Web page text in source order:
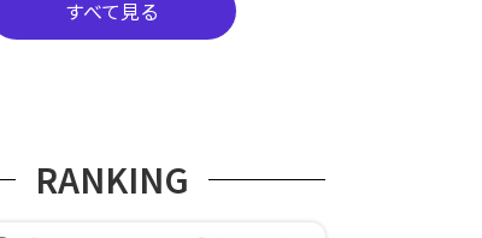
すべて見る
RANKING